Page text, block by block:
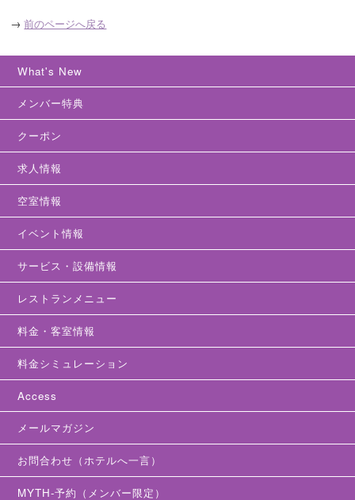
→ 前のページへ戻る
What's New
メンバー特典
クーポン
求人情報
空室情報
イベント情報
サービス・設備情報
レストランメニュー
料金・客室情報
料金シミュレーション
Access
メールマガジン
お問合わせ（ホテルへ一言）
MYTH-予約（メンバー限定）